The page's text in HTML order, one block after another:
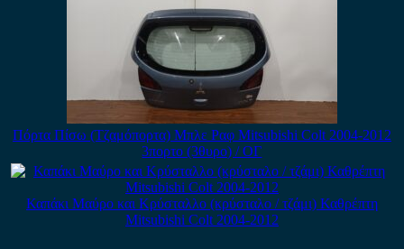
Πόρτα Πίσω (Τζαμόπορτα) Μπλε Ραφ Mitsubishi Colt 2004-2012
3πορτο (3θυρο) / ΟΓ
Καπάκι Μαύρο και Κρύσταλλο (κρύσταλο / τζάμι) Καθρέπτη
Mitsubishi Colt 2004-2012